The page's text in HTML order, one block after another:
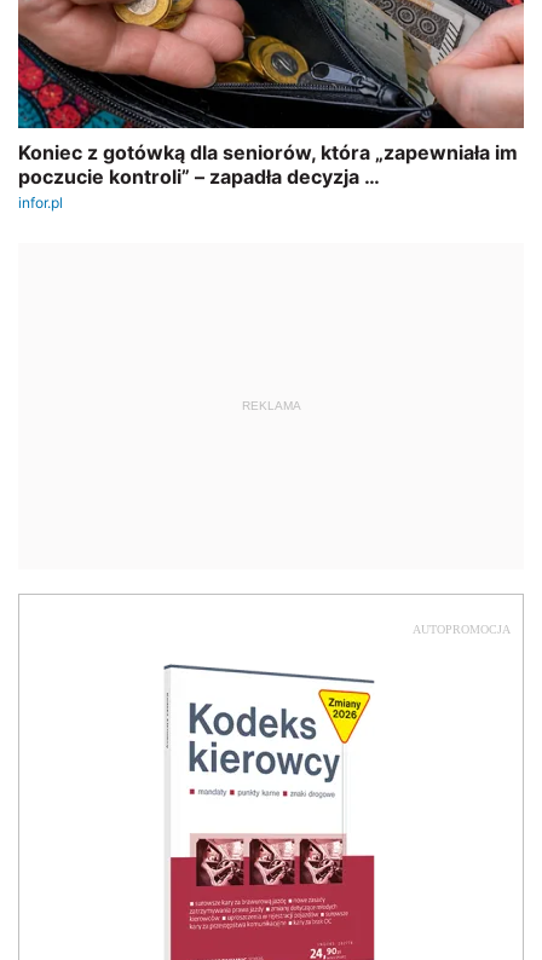
REKLAMA
AUTOPROMOCJA